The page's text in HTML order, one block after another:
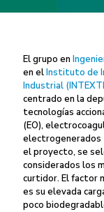
El grupo en
en elInstituto de
Industrial
centrado en la
tecnologías
(EO),
electrogenerados
el proyecto, se
considerados los
curtidor. El factor
es su elevada
poco